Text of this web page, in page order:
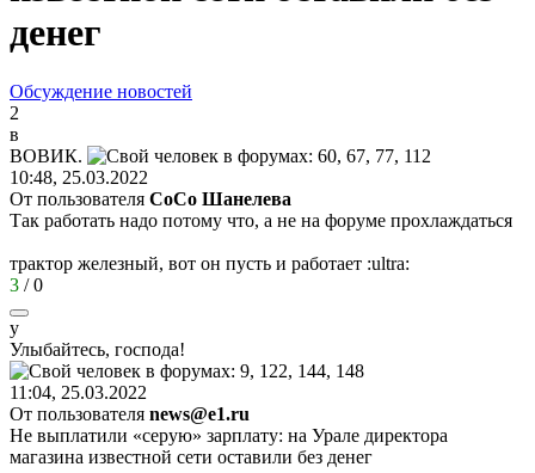
денег
Обсуждение новостей
2
в
ВОВИК.
10:48, 25.03.2022
От пользователя CoCo Шанелева
Так работать надо потому что, а не на форуме прохлаждаться
трактор железный, вот он пусть и работает :ultra:
3 /0
у
Улыбайтесь, господа!
11:04, 25.03.2022
От пользователя news@e1.ru
Не выплатили «серую» зарплату: на Урале директора
магазина известной сети оставили без денег